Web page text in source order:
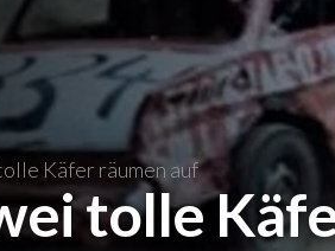
Käfer räumen auf
tolle